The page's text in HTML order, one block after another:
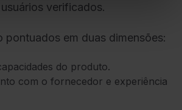
verificados.
pontuados em duas dimensões:
do produto.
com o fornecedor e experiência